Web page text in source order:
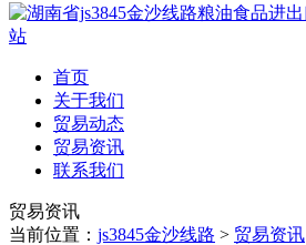
首页
关于我们
贸易动态
贸易资讯
联系我们
贸易资讯
当前位置： js3845金沙线路 > 贸易资讯